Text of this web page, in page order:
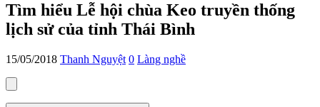
Tìm hiểu Lễ hội chùa Keo truyền thống
lịch sử của tỉnh Thái Bình
15/05/2018 Thanh Nguyệt 0 Làng nghề